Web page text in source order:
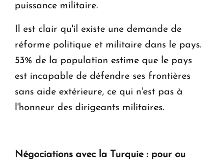
puissance militaire.
Il est clair qu'il existe une demande de
réforme politique et militaire dans le pays.
53% de la population estime que le pays
est incapable de défendre ses frontières
sans aide extérieure, ce qui n'est pas à
l'honneur des dirigeants militaires.
Négociations avec la Turquie : pour ou